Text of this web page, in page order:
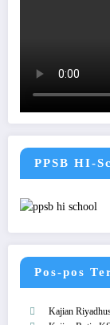
PPSB HI-
Pos-pos
Kajian